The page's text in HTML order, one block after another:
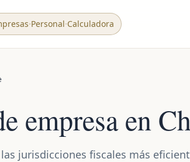
·Personal·Calculadora
empresa en
jurisdicciones fiscales más